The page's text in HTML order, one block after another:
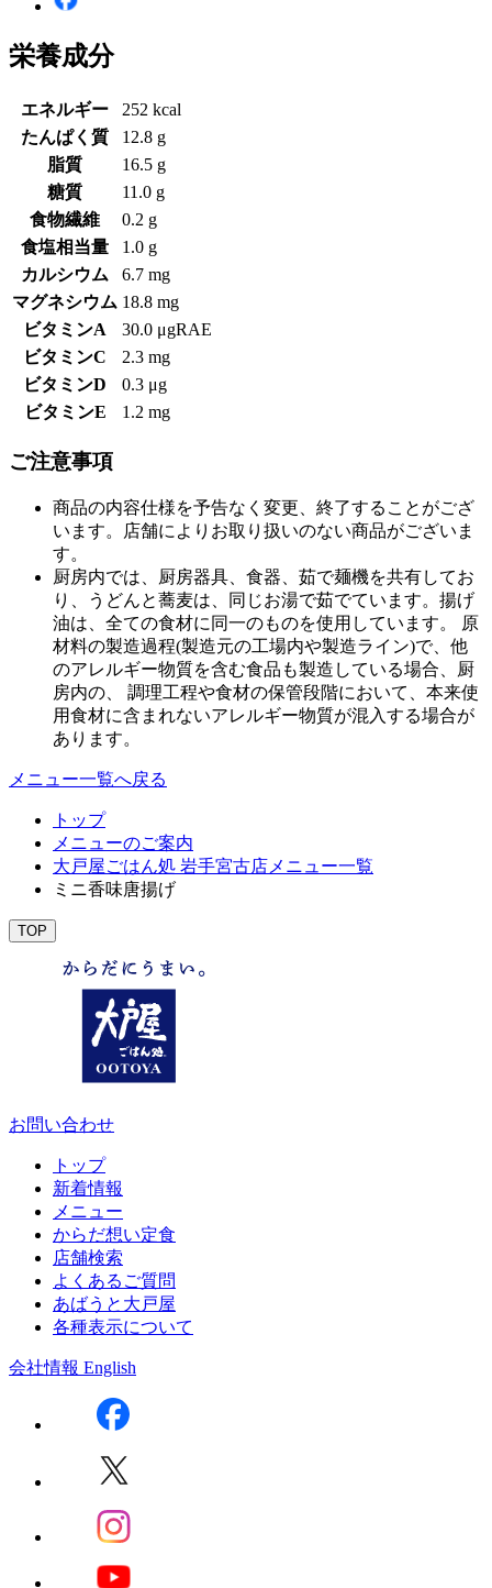
栄養成分
エネルギー
252 kcal
たんぱく質
12.8 g
脂質
16.5 g
糖質
11.0 g
食物繊維
0.2 g
食塩相当量
1.0 g
カルシウム
6.7 mg
マグネシウム 18.8 mg
ビタミンA
30.0 μgRAE
ビタミンC
2.3 mg
ビタミンD
0.3 μg
ビタミンE
1.2 mg
ご注意事項
商品の内容仕様を予告なく変更、終了することがござ
います。店舗によりお取り扱いのない商品がございま
す。
厨房内では、厨房器具、食器、茹で麺機を共有してお
り、うどんと蕎麦は、同じお湯で茹でています。揚げ
油は、全ての食材に同一のものを使用しています。 原
材料の製造過程(製造元の工場内や製造ライン)で、他
のアレルギー物質を含む食品も製造している場合、厨
房内の、 調理工程や食材の保管段階において、本来使
用食材に含まれないアレルギー物質が混入する場合が
あります。
メニュー一覧へ戻る
トップ
メニューのご案内
大戸屋ごはん処 岩手宮古店メニュー一覧
ミニ香味唐揚げ
TOP
お問い合わせ
トップ
新着情報
メニュー
からだ想い定食
店舗検索
よくあるご質問
あばうと大戸屋
各種表示について
会社情報 English